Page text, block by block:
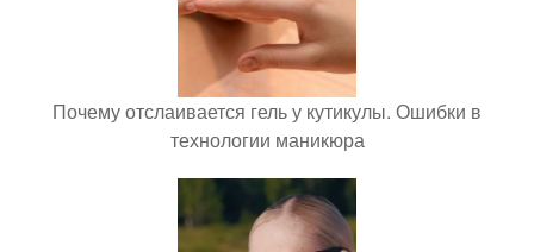
Почему отслаивается гель у кутикулы. Ошибки в
технологии маникюра